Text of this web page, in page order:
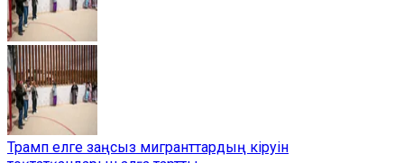
Трамп елге заңсыз мигранттардың кіруін